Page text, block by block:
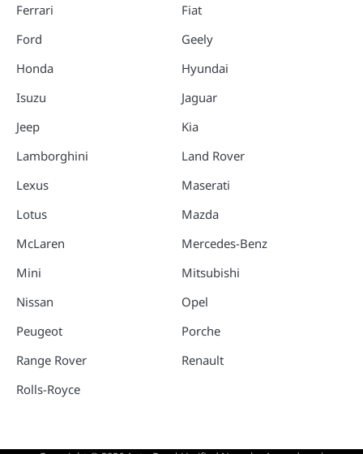
Ferrari
Ford
Honda
Isuzu
Jeep
Lamborghini
Lexus
Lotus
McLaren
Mini
Nissan
Peugeot
Range Rover
Rolls-Royce
Fiat
Geely
Hyundai
Jaguar
Kia
Land Rover
Maserati
Mazda
Mercedes-Benz
Mitsubishi
Opel
Porche
Renault